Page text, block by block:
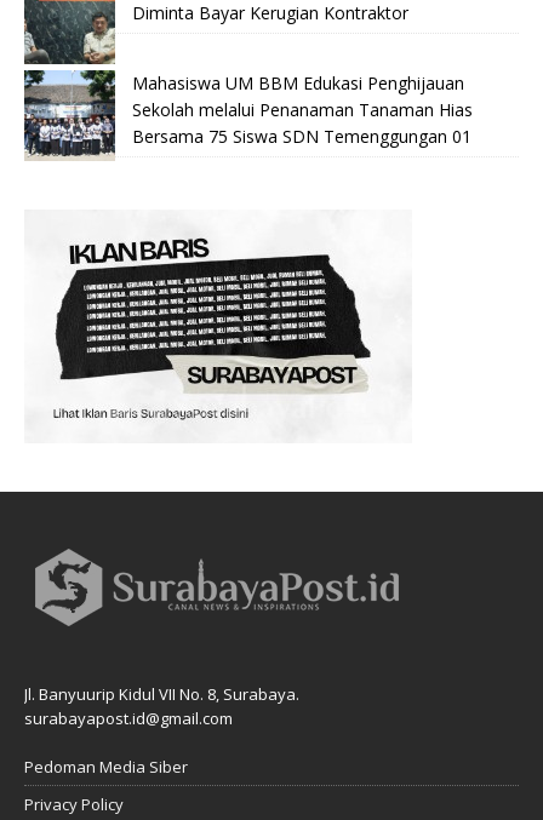
Diminta Bayar Kerugian Kontraktor
Mahasiswa UM BBM Edukasi Penghijauan
Sekolah melalui Penanaman Tanaman Hias
Bersama 75 Siswa SDN Temenggungan 01
Jl. Banyuurip Kidul VII No. 8, Surabaya.
surabayapost.id@gmail.com
Pedoman Media Siber
Privacy Policy